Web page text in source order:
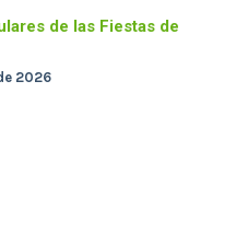
de las Fiestas de
2026